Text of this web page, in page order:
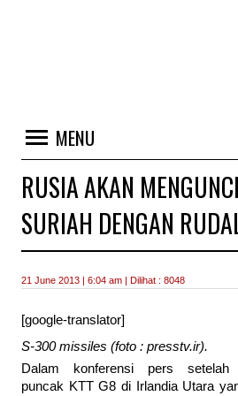
MENU
RUSIA AKAN
SURIAH DENGAN
21 June 2013 | 6:04 am | Dilihat : 8048
[google-translator]
S-300 missiles (foto : presstv.ir).
Dalam konferensi pers setelah
puncak KTT G8 di Irlandia Utara